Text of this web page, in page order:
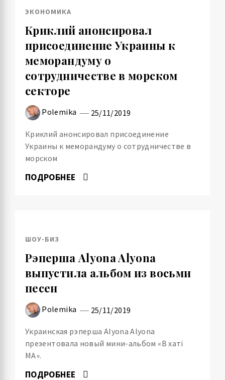
ЭКОНОМИКА
Криклий анонсировал
присоединение Украины к
меморандуму о
сотрудничестве в морском
секторе
Polemika 25/11/2019
Криклий анонсировал присоединение
Украины к меморандуму о сотрудничестве в
морском
ПОДРОБНЕЕ
ШОУ-БИЗ
Рэперша Alyona Alyona
выпустила альбом из восьми
песен
Polemika 25/11/2019
Украинская рэперша Alyona Alyona
презентовала новый мини-альбом «В хатi
МА».
ПОДРОБНЕЕ